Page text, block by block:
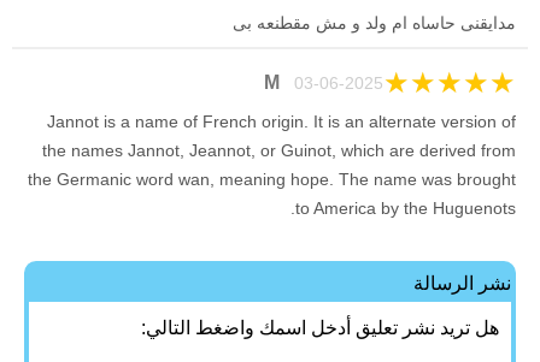
مدايقنى حاساه ام ولد و مش مقطنعه بى
M 03-06-2025 ★
★
★
★
★
Jannot is a name of French origin. It is an alternate version of
the names Jannot, Jeannot, or Guinot, which are derived from
the Germanic word wan, meaning hope. The name was brought
to America by the Huguenots.
نشر الرسالة
هل تريد نشر تعليق أدخل اسمك واضغط التالي: